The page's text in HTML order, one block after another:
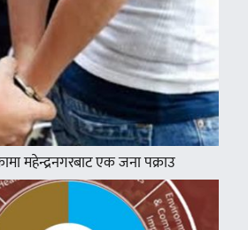
महेन्द्रनगरबाट एक जना पक्राउ